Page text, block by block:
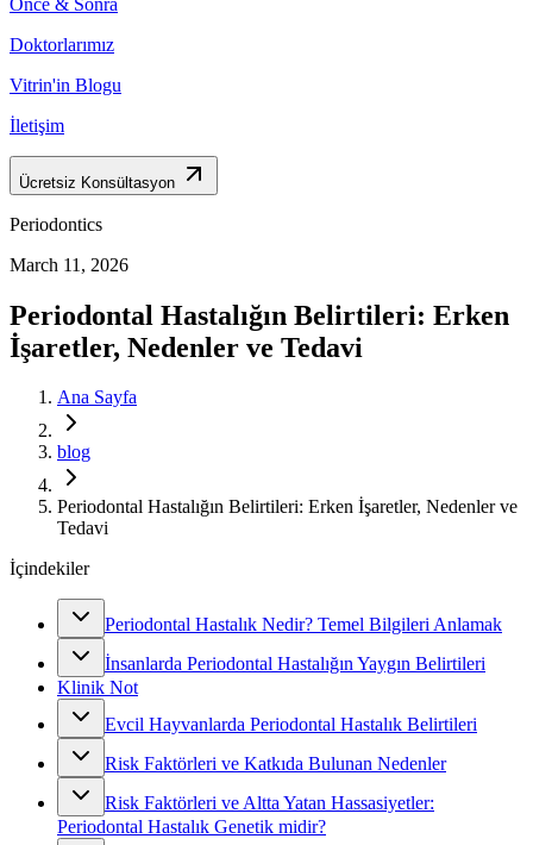
Doktorlarımız
Vitrin'in Blogu
İletişim
Ücretsiz Konsültasyon
Periodontics
March 11, 2026
Periodontal Hastalığın Belirtileri: Erken
İşaretler, Nedenler ve Tedavi
Ana Sayfa
blog
Periodontal Hastalığın Belirtileri: Erken İşaretler, Nedenler ve
Tedavi
İçindekiler
Periodontal Hastalık Nedir? Temel Bilgileri Anlamak
İnsanlarda Periodontal Hastalığın Yaygın Belirtileri
Klinik Not
Evcil Hayvanlarda Periodontal Hastalık Belirtileri
Risk Faktörleri ve Katkıda Bulunan Nedenler
Risk Faktörleri ve Altta Yatan Hassasiyetler:
Periodontal Hastalık Genetik midir?